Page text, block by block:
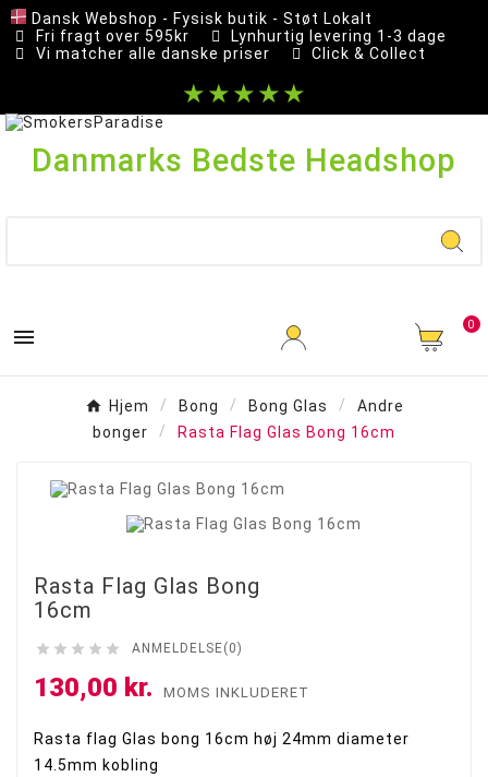
Dansk Webshop - Fysisk butik - Støt Lokalt
Fri fragt over 595kr
Lynhurtig levering 1-3 dage
Vi matcher alle danske priser
Click & Collect
★★★★★
Danmarks Bedste Headshop
 0
Hjem Bong Bong Glas
Andre
bonger
Rasta Flag Glas Bong 16cm
Ny
Rasta Flag Glas Bong
16cm
     ANMELDELSE(0)
130,00 kr. MOMS INKLUDERET
Rasta flag Glas bong 16cm høj 24mm diameter
14.5mm kobling